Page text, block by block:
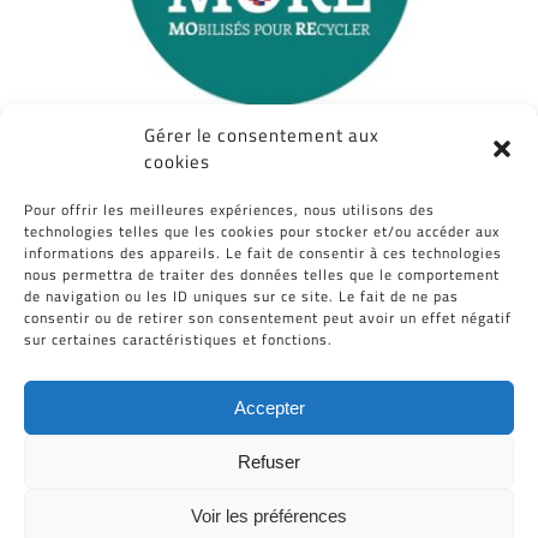
Gérer le consentement aux
cookies
Pour offrir les meilleures expériences, nous utilisons des
technologies telles que les cookies pour stocker et/ou accéder aux
informations des appareils. Le fait de consentir à ces technologies
nous permettra de traiter des données telles que le comportement
de navigation ou les ID uniques sur ce site. Le fait de ne pas
consentir ou de retirer son consentement peut avoir un effet négatif
sur certaines caractéristiques et fonctions.
Accepter
Refuser
Voir les préférences
Partagez cet article, Choisissez votre
Plateforme!
Facebook
TwitterRedditLinkedInWhatsApp
TumblrPinterest
Vk Email
Tous Droits Réservés © Cid-Plastiques 2020 - 2026 |